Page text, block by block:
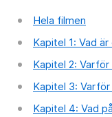
Hela filmen
Kapitel 1: Vad
Kapitel 2:
Kapitel 3:
Kapitel 4: Vad